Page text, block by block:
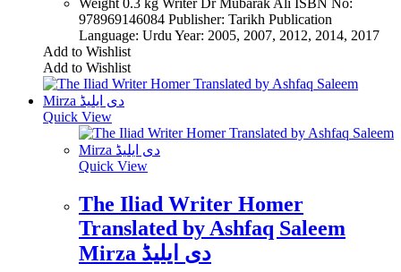
Weight 0.3 kg Writer Dr Mubarak Ali ISBN No:
978969146084 Publisher: Tarikh Publication
Language: Urdu Year: 2005, 2007, 2012, 2014, 2017
Add to Wishlist
Add to Wishlist
Quick View
Quick View
The Iliad Writer Homer
Translated by Ashfaq Saleem
Mirza دی ایلیڈ